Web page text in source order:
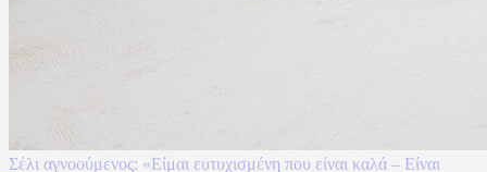
Σέλι αγνοούμενος: «Είμαι ευτυχισμένη που είναι καλά – Είναι